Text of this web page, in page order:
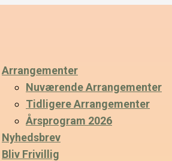
Arrangementer
Nuværende Arrangementer
Tidligere Arrangementer
Årsprogram 2026
Nyhedsbrev
Bliv Frivillig